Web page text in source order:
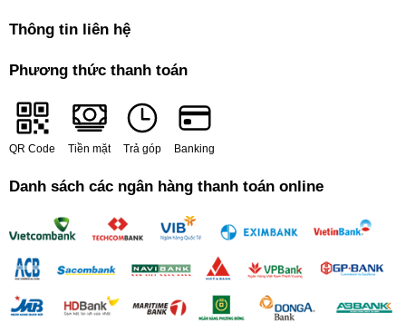
Thông tin liên hệ
Phương thức thanh toán
QR Code Tiền mặt Trả góp Banking
Danh sách các ngân hàng thanh toán online